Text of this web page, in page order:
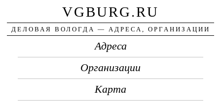
VGBURG.RU
ДЕЛОВАЯ ВОЛОГДА — АДРЕСА, ОРГАНИЗАЦИИ
Адреса
Организации
Карта